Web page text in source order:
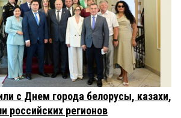
с Днем города белорусы, казахи,
российских регионов